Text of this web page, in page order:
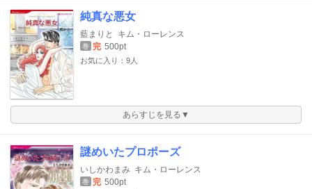
純真な悪女
藍まりと キム・ローレンス
巻 完 500pt
お気に入り：9人
あらすじを見る▼
謎めいたプロポーズ
いしかわまみ キム・ローレンス
巻 完 500pt